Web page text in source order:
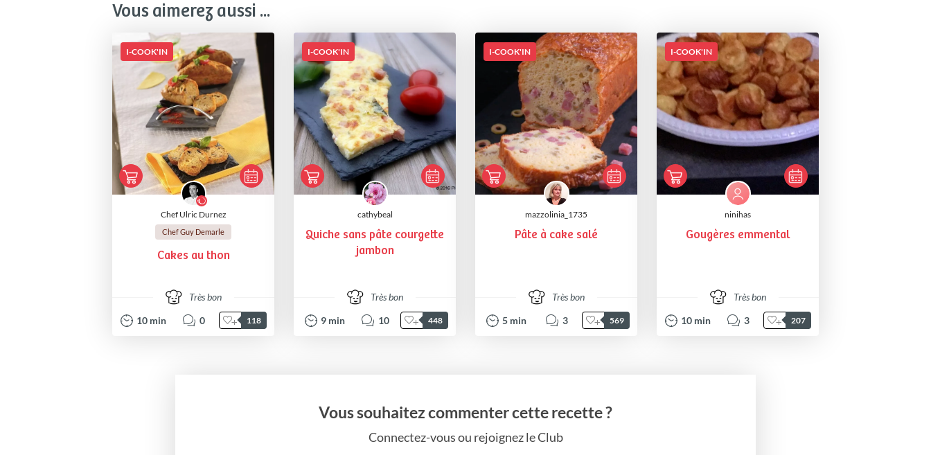
Vous aimerez aussi ...
I-COOK'IN
Chef Ulric Durnez
Chef Guy Demarle
Cakes au thon
Très bon
10 min 0 118
I-COOK'IN
cathybeal
Quiche sans pâte courgette
jambon
Très bon
9 min 10 448
I-COOK'IN
mazzolinia_1735
Pâte à cake salé
Très bon
5 min 3 569
I-COOK'IN
ninihas
Gougères emmental
Très bon
10 min 3 207
Vous souhaitez commenter cette recette ?
Connectez-vous ou rejoignez le Club